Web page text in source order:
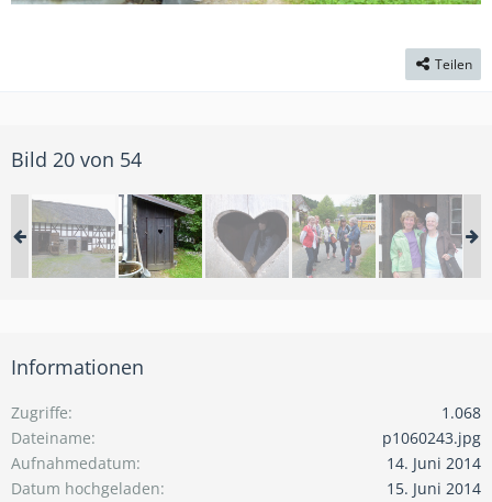
Teilen
Bild 20 von 54
Informationen
Zugriffe
1.068
Dateiname
p1060243.jpg
Aufnahmedatum
14. Juni 2014
Datum hochgeladen
15. Juni 2014